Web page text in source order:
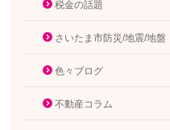
税金の話題
さいたま市防災/地震/地盤
色々ブログ
不動産コラム